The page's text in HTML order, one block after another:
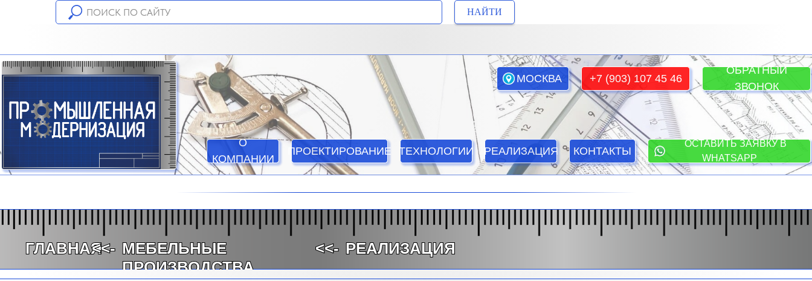
НАЙТИ
КОНТАКТЫ
РЕАЛИЗАЦИЯ
ТЕХНОЛОГИИ
ПРОЕКТИРОВАНИЕ
О
КОМПАНИИ
ОСТАВИТЬ ЗАЯВКУ В
WHATSAPP
ОБРАТНЫЙ
ЗВОНОК
+7 (903) 107 45 46
МОСКВА
ГЛАВНАЯ
МЕБЕЛЬНЫЕ
ПРОИЗВОДСТВА
РЕАЛИЗАЦИЯ
<<- <<-